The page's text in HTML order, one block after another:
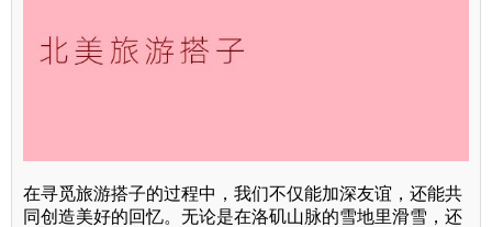
在寻觅旅游搭子的过程中，我们不仅能加深友谊，还能共
同创造美好的回忆。无论是在洛矶山脉的雪地里滑雪，还